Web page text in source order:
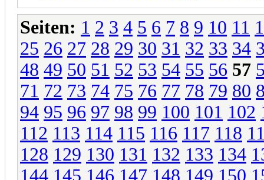
Seiten: 1 2 3 4 5 6 7 8 9 10 11
25 26 27 28 29 30 31 32 33 34
48 49 50 51 52 53 54 55 56 57
71 72 73 74 75 76 77 78 79 80
94 95 96 97 98 99 100 101 102
112 113 114 115 116 117 118
128 129 130 131 132 133 134
144 145 146 147 148 149 150